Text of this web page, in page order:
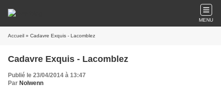
MENU
Accueil » Cadavre Exquis - Lacomblez
Cadavre Exquis - Lacomblez
Publié le 23/04/2014 à 13:47
Par Nolwenn